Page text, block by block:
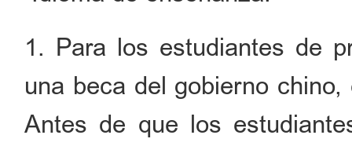
1. Para los estudiantes de
una beca del gobierno
Antes de que los